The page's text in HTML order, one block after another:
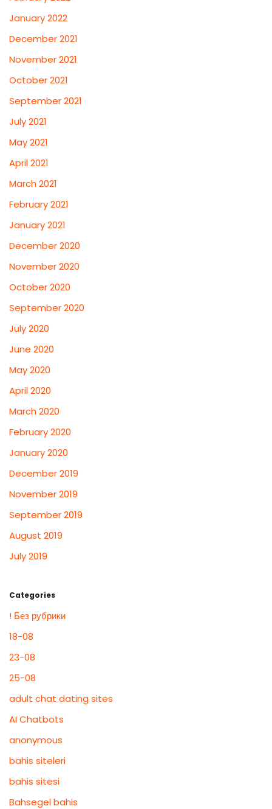
January 2022
December 2021
November 2021
October 2021
September 2021
July 2021
May 2021
April 2021
March 2021
February 2021
January 2021
December 2020
November 2020
October 2020
September 2020
July 2020
June 2020
May 2020
April 2020
March 2020
February 2020
January 2020
December 2019
November 2019
September 2019
August 2019
July 2019
Categories
! Без рубрики
18-08
23-08
25-08
adult chat dating sites
AI Chatbots
anonymous
bahis siteleri
bahis sitesi
Bahsegel bahis